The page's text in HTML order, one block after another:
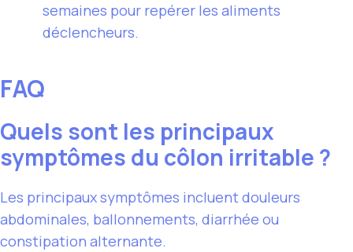
semaines pour repérer les aliments
déclencheurs.
FAQ
Quels sont les principaux
symptômes du côlon irritable ?
Les principaux symptômes incluent douleurs
abdominales, ballonnements, diarrhée ou
constipation alternante.